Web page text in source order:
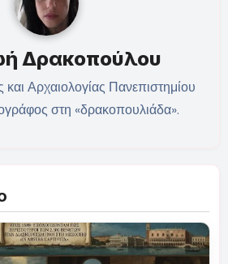
Δρακοπούλου
και Αρχαιολογίας Πανεπιστημίου
στη «δρακοπουλιάδα».